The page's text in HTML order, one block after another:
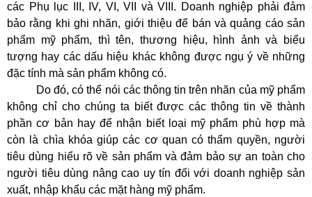
các Phụ lục III, IV, VI, VII và VIII. Doanh nghiệp phải đảm
bảo rằng khi ghi nhãn, giới thiệu để bán và quảng cáo sản
phẩm mỹ phẩm, thì tên, thương hiệu, hình ảnh và biểu
tượng hay các dấu hiệu khác không được ngụ ý về những
đặc tính mà sản phẩm không có.
Do đó, có thể nói các thông tin trên nhãn của mỹ phẩm
không chỉ cho chúng ta biết được các thông tin về thành
phần cơ bản hay để nhận biết loại mỹ phẩm phù hợp mà
còn là chìa khóa giúp các cơ quan có thẩm quyền, người
tiêu dùng hiểu rõ về sản phẩm và đảm bảo sự an toàn cho
người tiêu dùng nâng cao uy tín đối với doanh nghiệp sản
xuất, nhập khẩu các mặt hàng mỹ phẩm.